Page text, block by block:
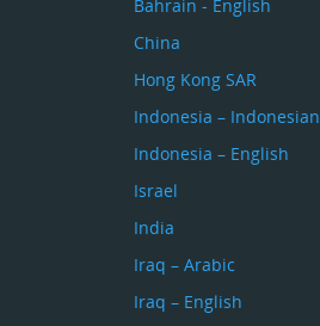
Bahrain - English
China
Hong Kong SAR
Indonesia – Indonesian
Indonesia – English
Israel
India
Iraq – Arabic
Iraq – English